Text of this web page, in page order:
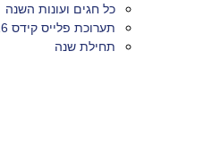
כל חגים ועונות השנה
תערוכת פלייס קידס 2026
תחילת שנה